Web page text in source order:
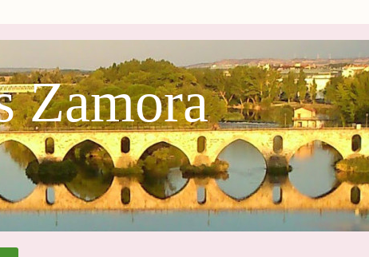
Zamora